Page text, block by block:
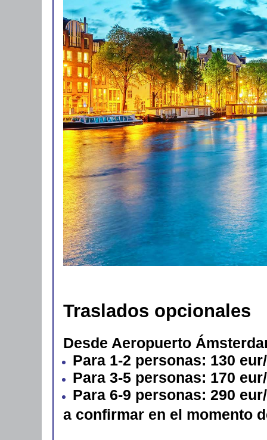
Traslados opcionales
Desde Aeropuerto
Para 1-2 personas: 130
Para 3-5 personas: 170
Para 6-9 personas: 290
a confirmar en el momento